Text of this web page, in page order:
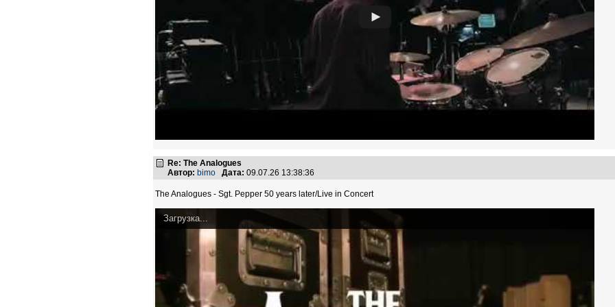
Re: The Analogues
Автор: bimo Дата: 09.07.26 13:38:36
The Analogues - Sgt. Pepper 50 years later/Live in Concert
Загрузка...